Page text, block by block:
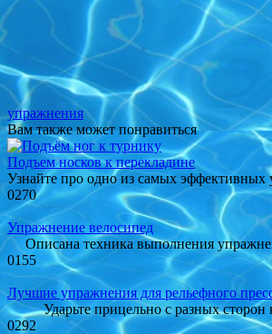
упражнения
Вам также может понравиться
Подъем носков к перекладине
Узнайте про одно из самых эффективных
0270
Упражнение велосипед
Описана техника выполнения
0155
Лучшие упражнения для рельефного
Ударьте прицельно с разных сторон
0292